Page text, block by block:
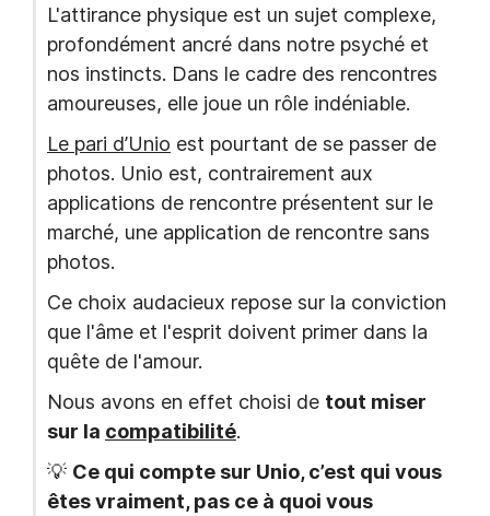
L'attirance physique est un sujet complexe,
profondément ancré dans notre psyché et
nos instincts. Dans le cadre des rencontres
amoureuses, elle joue un rôle indéniable.
Le pari d’Unio est pourtant de se passer de
photos. Unio est, contrairement aux
applications de rencontre présentent sur le
marché, une application de rencontre sans
photos.
Ce choix audacieux repose sur la conviction
que l'âme et l'esprit doivent primer dans la
quête de l'amour.
Nous avons en effet choisi de tout miser
sur la compatibilité.
💡 Ce qui compte sur Unio, c’est qui vous
êtes vraiment, pas ce à quoi vous